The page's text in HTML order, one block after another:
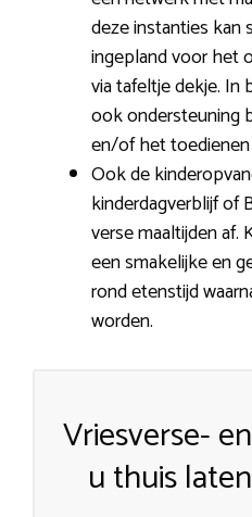
deze instanties kan
ingepland voor het
via tafeltje dekje. In
ook ondersteuning
en/of het toedienen
Ook de
kinderdagverblijf of
verse maaltijden af.
een smakelijke en
rond etenstijd
worden.
Vriesverse-
u thuis